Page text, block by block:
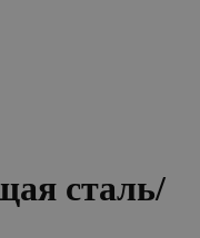
сталь/